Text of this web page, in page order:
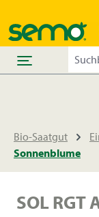
Bio-Saatgut
Sonnenblume
SOL RGT